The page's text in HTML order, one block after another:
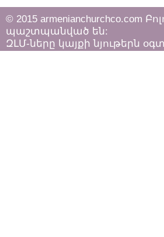
© 2015 armenianchurchco.com
պաշտպանված են:
ԶԼՄ-ները կայքի նյութերն